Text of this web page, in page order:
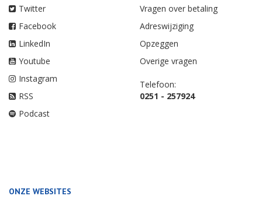
Twitter
Facebook
LinkedIn
Youtube
Instagram
RSS
Podcast
Vragen over betaling
Adreswijziging
Opzeggen
Overige vragen
Telefoon:
0251 - 257924
ONZE WEBSITES